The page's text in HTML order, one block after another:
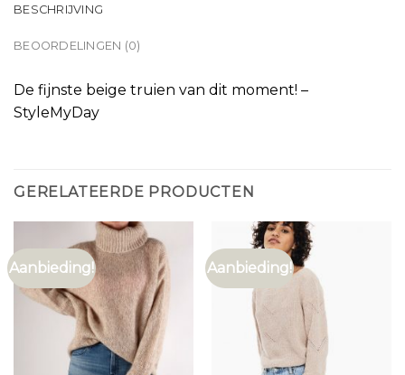
BESCHRIJVING
BEOORDELINGEN (0)
De fijnste beige truien van dit moment! –
StyleMyDay
GERELATEERDE PRODUCTEN
Aanbieding! Aanbieding!